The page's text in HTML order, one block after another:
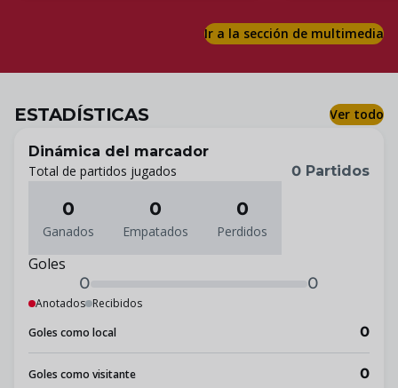
Ir a la sección de multimedia
ESTADÍSTICAS Ver todo
Dinámica del marcador
Total de partidos jugados
0 Partidos
0
Ganados
0
Empatados
0
Perdidos
Goles
0
0
Anotados Recibidos
Goles como local
0
Goles como visitante 0